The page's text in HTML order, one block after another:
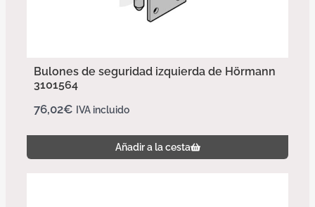
Bulones de seguridad izquierda de Hörmann
3101564
76,02€ IVA incluido
Añadir a la cesta